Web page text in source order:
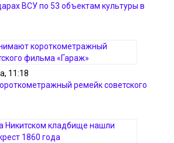
ВСУ по 53 объектам культуры в
11:18
ремейк советского